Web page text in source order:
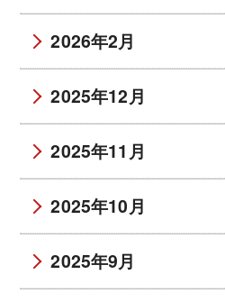
2026年2月
2025年12月
2025年11月
2025年10月
2025年9月